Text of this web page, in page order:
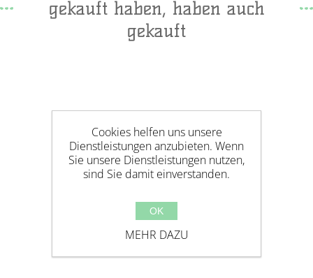
gekauft haben, haben auch
gekauft
Cookies helfen uns unsere
Dienstleistungen anzubieten. Wenn
Sie unsere Dienstleistungen nutzen,
sind Sie damit einverstanden.
OK
MEHR DAZU